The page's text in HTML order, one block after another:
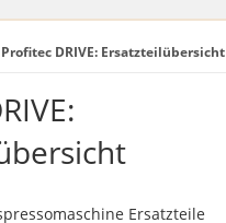
Profitec DRIVE: Ersatzteilübersicht